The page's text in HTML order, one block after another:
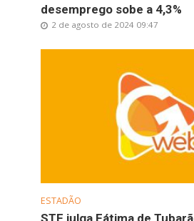
desemprego sobe a 4,3%
2 de agosto de 2024 09:47
ESTADÃO
STF julga Fátima de